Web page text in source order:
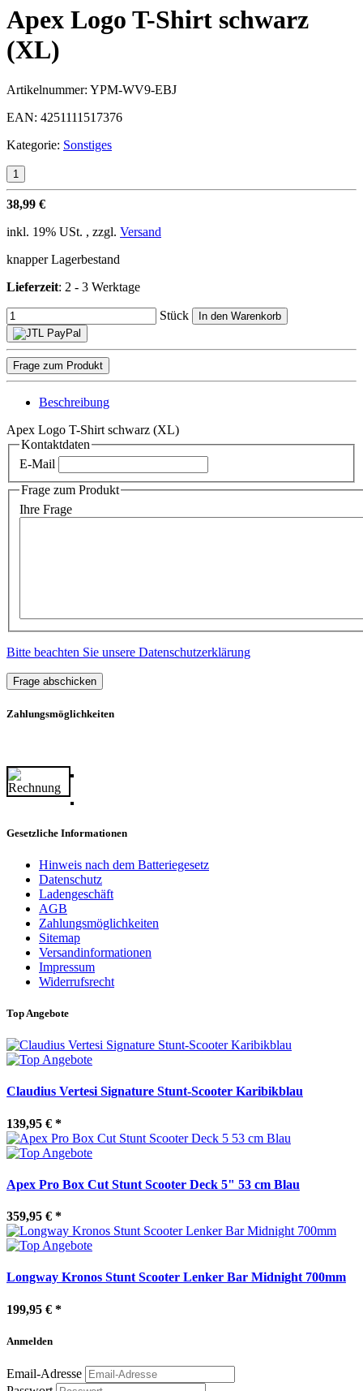
Apex Logo T-Shirt schwarz
(XL)
Artikelnummer: YPM-WV9-EBJ
EAN: 4251111517376
Kategorie: Sonstiges
38,99 €
inkl. 19% USt. , zzgl. Versand
knapper Lagerbestand
Lieferzeit: 2 - 3 Werktage
Stück In den Warenkorb
Frage zum Produkt
Beschreibung
Apex Logo T-Shirt schwarz (XL)
Kontaktdaten
E-Mail
Frage zum Produkt
Ihre Frage
Bitte beachten Sie unsere Datenschutzerklärung
Frage abschicken
Zahlungsmöglichkeiten
Gesetzliche Informationen
Hinweis nach dem Batteriegesetz
Datenschutz
Ladengeschäft
AGB
Zahlungsmöglichkeiten
Sitemap
Versandinformationen
Impressum
Widerrufsrecht
Top Angebote
Claudius Vertesi Signature Stunt-Scooter Karibikblau
139,95 € *
Apex Pro Box Cut Stunt Scooter Deck 5" 53 cm Blau
359,95 € *
Longway Kronos Stunt Scooter Lenker Bar Midnight 700mm
199,95 € *
Anmelden
Email-Adresse